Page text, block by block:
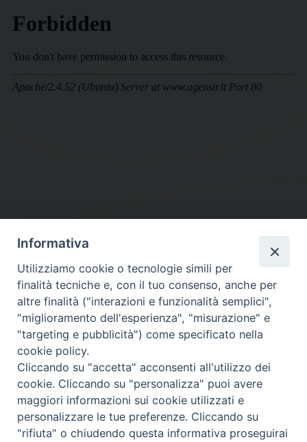
DIOCESI SUBURBICARIA DI ALBANO
Contatti:Tel.: 06.93268401 - Fax.: 06.9323844
E-mail:curia@diocesidialbano.it
Orari: dal Lunedì al Venerdì Ore: 9:00 - 13:00
Lunedì, Mercoledì e Venerdì, Ore 9:30 - 12:30
Diocesi Suburbicaria di Albano
Informativa
Utilizziamo cookie o tecnologie simili per
finalità tecniche e, con il tuo consenso, anche per
altre finalità ("interazioni e funzionalità semplici",
"miglioramento dell'esperienza", "misurazione" e
"targeting e pubblicità") come specificato nella
cookie policy.
Cliccando su "accetta" acconsenti all'utilizzo dei
cookie. Cliccando su "personalizza" puoi avere
maggiori informazioni sui cookie utilizzati e
personalizzare le tue preferenze. Cliccando su
"rifiuta" o chiudendo questa informativa proseguirai